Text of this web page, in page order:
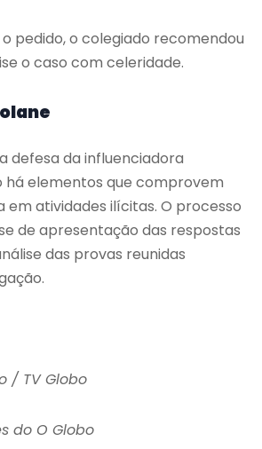
pedido, o colegiado recomendou
o caso com celeridade.
defesa da influenciadora
há elementos que comprovem
em atividades ilícitas. O processo
de apresentação das respostas
das provas reunidas
/ TV Globo
do O Globo